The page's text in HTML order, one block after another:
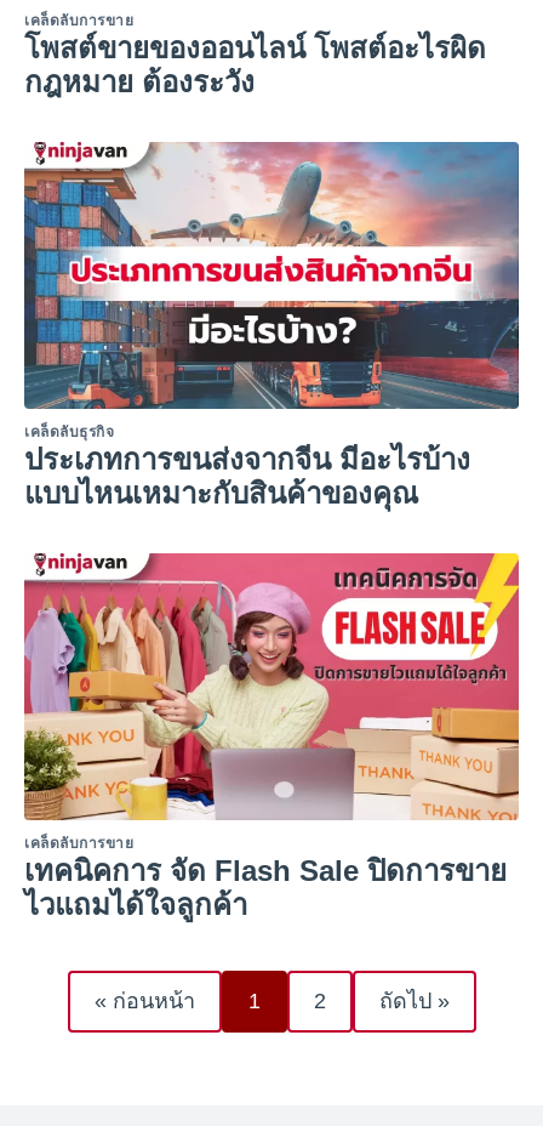
เคล็ดลับการขาย
โพสต์ขายของออนไลน์ โพสต์อะไรผิด
กฎหมาย ต้องระวัง
เคล็ดลับธุรกิจ
ประเภทการขนส่งจากจีน มีอะไรบ้าง
แบบไหนเหมาะกับสินค้าของคุณ
เคล็ดลับการขาย
เทคนิคการ จัด Flash Sale ปิดการขาย
ไวแถมได้ใจลูกค้า
« ก่อนหน้า 1 2 ถัดไป »